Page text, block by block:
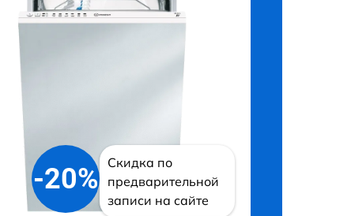
-20%
Скидка по
предварительной
записи на сайте